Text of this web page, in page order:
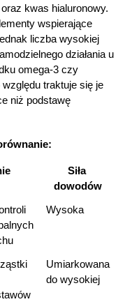
kwas hialuronowy.
wspierające
liczba wysokiej
działania u
omega-3 czy
względu traktuje się je
niż podstawę
Siła
dowodów
Wysoka
Umiarkowana
do wysokiej